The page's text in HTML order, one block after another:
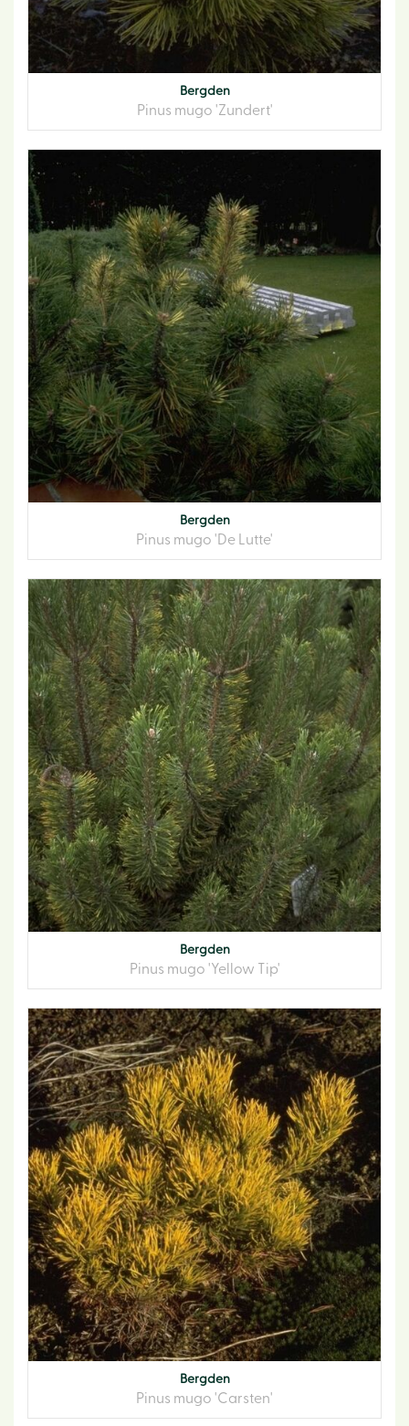
Bergden
Pinus mugo 'Zundert'
Bergden
Pinus mugo 'De Lutte'
Bergden
Pinus mugo 'Yellow Tip'
Bergden
Pinus mugo 'Carsten'